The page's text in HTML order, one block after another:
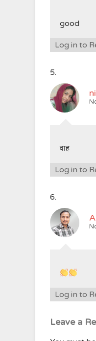
good
Log in to
वाह
Log in to
Log in to
Leave a